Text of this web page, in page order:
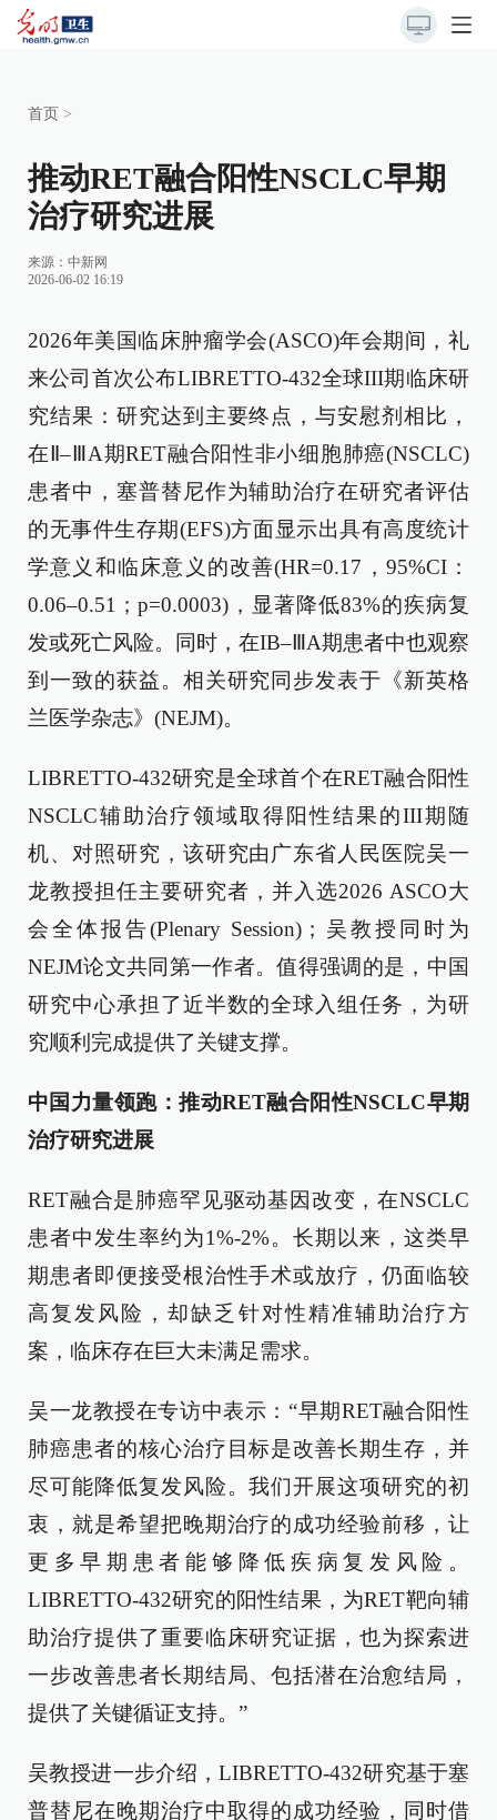
首页 >
推动RET融合阳性NSCLC早期
治疗研究进展
来源： 中新网
2026-06-02 16:19
2026年美国临床肿瘤学会(ASCO)年会期间，礼
来公司首次公布LIBRETTO-432全球III期临床研
究结果：研究达到主要终点，与安慰剂相比，
在Ⅱ–ⅢA期RET融合阳性非小细胞肺癌(NSCLC)
患者中，塞普替尼作为辅助治疗在研究者评估
的无事件生存期(EFS)方面显示出具有高度统计
学意义和临床意义的改善(HR=0.17，95%CI：
0.06–0.51；p=0.0003)，显著降低83%的疾病复
发或死亡风险。同时，在IB–ⅢA期患者中也观察
到一致的获益。相关研究同步发表于《新英格
兰医学杂志》(NEJM)。
LIBRETTO-432研究是全球首个在RET融合阳性
NSCLC辅助治疗领域取得阳性结果的III期随
机、对照研究，该研究由广东省人民医院吴一
龙教授担任主要研究者，并入选2026 ASCO大
会全体报告(Plenary Session)；吴教授同时为
NEJM论文共同第一作者。值得强调的是，中国
研究中心承担了近半数的全球入组任务，为研
究顺利完成提供了关键支撑。
中国力量领跑：推动RET融合阳性NSCLC早期
治疗研究进展
RET融合是肺癌罕见驱动基因改变，在NSCLC
患者中发生率约为1%-2%。长期以来，这类早
期患者即便接受根治性手术或放疗，仍面临较
高复发风险，却缺乏针对性精准辅助治疗方
案，临床存在巨大未满足需求。
吴一龙教授在专访中表示：“早期RET融合阳性
肺癌患者的核心治疗目标是改善长期生存，并
尽可能降低复发风险。我们开展这项研究的初
衷，就是希望把晚期治疗的成功经验前移，让
更多早期患者能够降低疾病复发风险。
LIBRETTO-432研究的阳性结果，为RET靶向辅
助治疗提供了重要临床研究证据，也为探索进
一步改善患者长期结局、包括潜在治愈结局，
提供了关键循证支持。”
吴教授进一步介绍，LIBRETTO-432研究基于塞
普替尼在晚期治疗中取得的成功经验，同时借